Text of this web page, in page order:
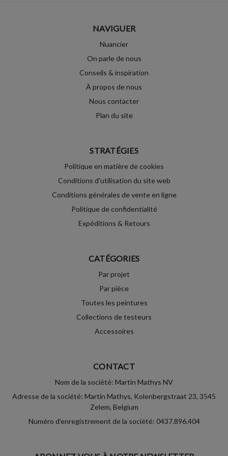
NAVIGUER
Nuancier
On parle de nous
Conseils & inspiration
À propos de nous
Nous contacter
Plan du site
STRATÉGIES
Politique en matière de cookies
Conditions d'utilisation du site web
Conditions générales de vente en ligne
Politique de confidentialité
Expéditions & Retours
CATÉGORIES
Par projet
Par pièce
Toutes les peintures
Collections de testeurs
Accessoires
CONTACT
Nom de la société: Martin Mathys NV
Adresse de la société: Martin Mathys, Kolenbergstraat 23, 3545
Zelem, Belgium
Numéro d'enregistrement de la société: 0437.896.404